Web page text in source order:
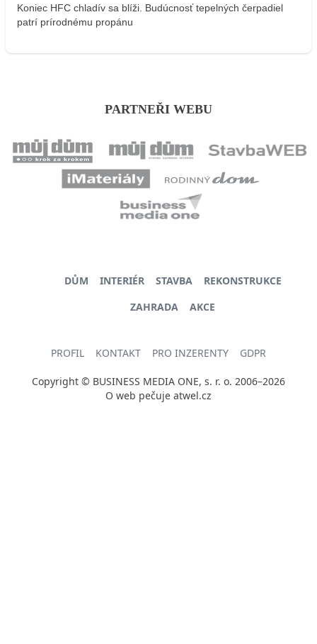
Koniec HFC chladív sa blíži. Budúcnosť tepelných čerpadiel
patrí prírodnému propánu
PARTNEŘI WEBU
DŮM INTERIÉR STAVBA
REKONSTRUKCE
ZAHRADA
AKCE
PROFIL KONTAKT PRO INZERENTY GDPR
Copyright © BUSINESS MEDIA ONE, s. r. o. 2006–2026